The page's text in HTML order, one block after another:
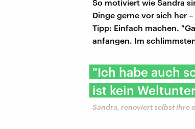
So motiviert wie Sandra
Dinge gerne vor sich her
Tipp: Einfach machen.
anfangen. Im
"Ich habe auch
ist kein
Sandra, renoviert selbst ihre